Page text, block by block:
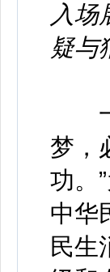
入场
疑与
一
梦，
功。
中华
民生